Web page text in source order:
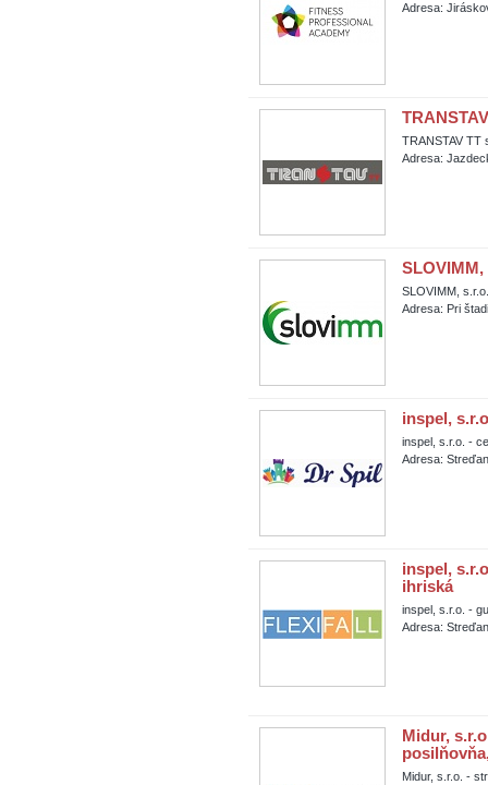
Adresa:
TRANSTAV TT
Adresa:
SLOVIMM, s.r.o.
Adresa: Pri
inspel,
inspel, s.r.o. -
Adresa:
inspel,
ihriská
inspel, s.r.o. -
Adresa:
Midur,
Midur, s.r.o. -